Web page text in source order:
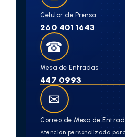
Celular de Prensa
260 401 1643
☎
Mesa de Entradas
447 0993
✉
Correo de Mesa de
Atención personalizada